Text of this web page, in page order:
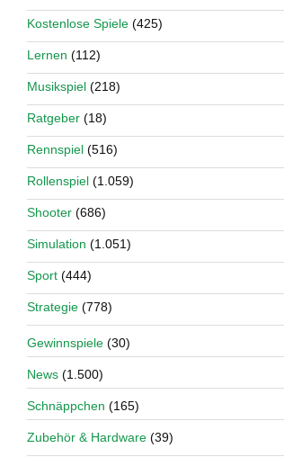
Kostenlose Spiele (425)
Lernen (112)
Musikspiel (218)
Ratgeber (18)
Rennspiel (516)
Rollenspiel (1.059)
Shooter (686)
Simulation (1.051)
Sport (444)
Strategie (778)
Gewinnspiele (30)
News (1.500)
Schnäppchen (165)
Zubehör & Hardware (39)